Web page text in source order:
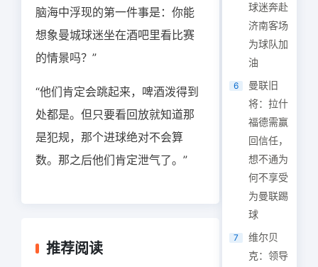
脑海中浮现的第一件事是：你能
想象曼城球迷坐在酒吧里看比赛
的情景吗？”
“他们肯定会跳起来，啤酒泼得到
处都是。但只要看回放就知道那
是犯规，那个进球绝对不会算
数。那之后他们肯定泄气了。”
推荐阅读
球迷奔赴
济南客场
为球队加
油
6
曼联旧
将：拉什
福德需赢
回信任，
想不通为
何不享受
为曼联踢
球
7
维尔贝
克：领导